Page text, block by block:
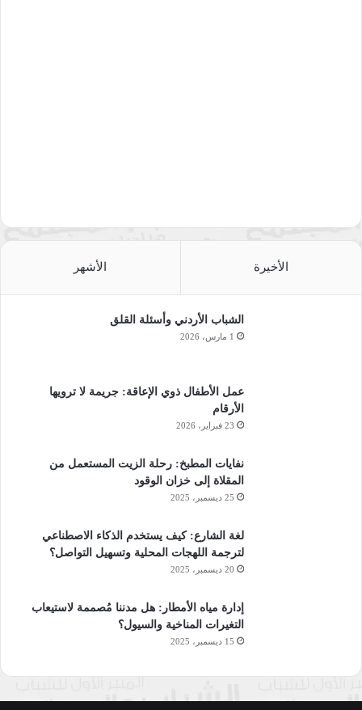
الأخيرة الأشهر
الشباب الأردني وأسئلة القلق
1 مارس، 2026
عمل الأطفال ذوي الإعاقة: جريمة لا ترويها
الأرقام
23 فبراير، 2026
نفايات المطبخ: رحلة الزيت المستعمل من
المقلاة إلى خزان الوقود
25 ديسمبر، 2025
لغة الشارع: كيف يستخدم الذكاء الاصطناعي
لترجمة اللهجات المحلية وتسهيل التواصل؟
20 ديسمبر، 2025
إدارة مياه الأمطار: هل مدننا مُصممة لاستيعاب
التغيرات المناخية والسيول؟
15 ديسمبر، 2025